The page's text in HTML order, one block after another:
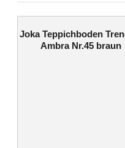
Joka Teppichboden
Ambra Nr.45 braun